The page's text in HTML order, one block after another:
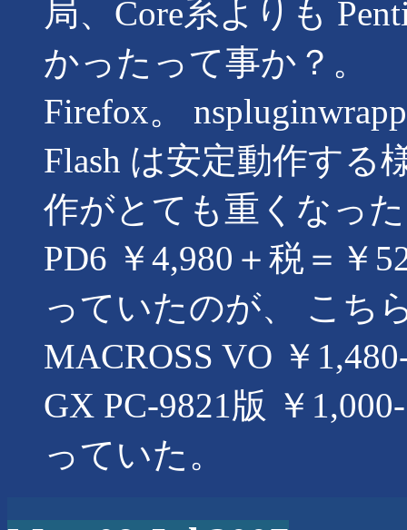
局、Core系よりも
かったって事か？。
Firefox。
Flash は安定動作する
作がとても重くなっ
PD6 ￥4,980＋税＝￥
っていたのが、 こち
MACROSS VO ￥
GX PC-9821版 ￥
っていた。